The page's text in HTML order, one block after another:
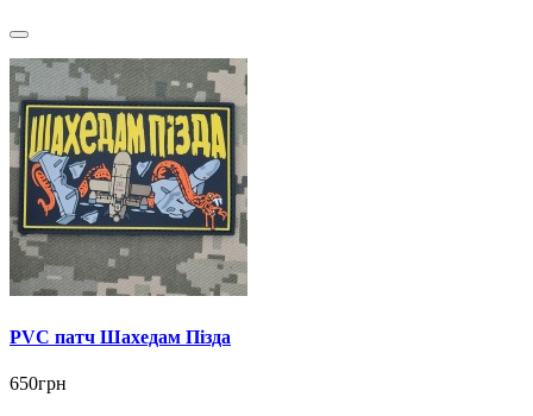
PVC патч Шахедам Пізда
650грн